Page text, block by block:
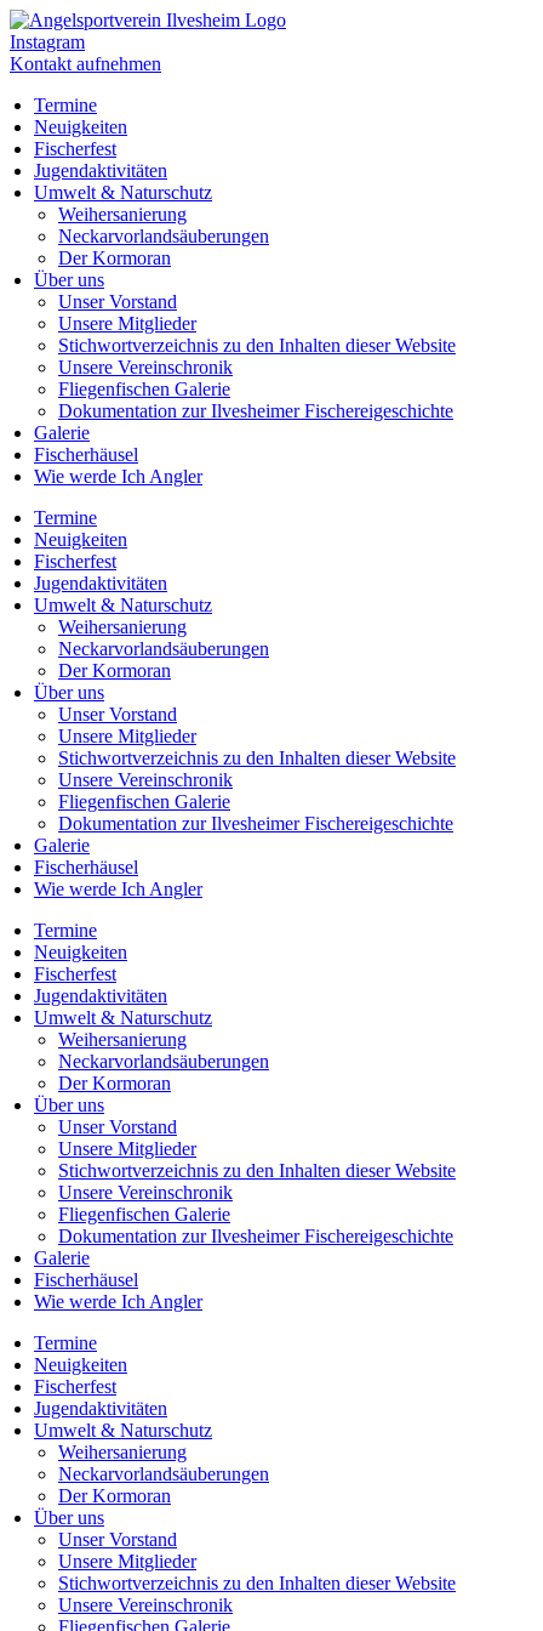
Instagram
Kontakt aufnehmen
Termine
Neuigkeiten
Fischerfest
Jugendaktivitäten
Umwelt & Naturschutz
Weihersanierung
Neckarvorlandsäuberungen
Der Kormoran
Über uns
Unser Vorstand
Unsere Mitglieder
Stichwortverzeichnis zu den Inhalten dieser Website
Unsere Vereinschronik
Fliegenfischen Galerie
Dokumentation zur Ilvesheimer Fischereigeschichte
Galerie
Fischerhäusel
Wie werde Ich Angler
Termine
Neuigkeiten
Fischerfest
Jugendaktivitäten
Umwelt & Naturschutz
Weihersanierung
Neckarvorlandsäuberungen
Der Kormoran
Über uns
Unser Vorstand
Unsere Mitglieder
Stichwortverzeichnis zu den Inhalten dieser Website
Unsere Vereinschronik
Fliegenfischen Galerie
Dokumentation zur Ilvesheimer Fischereigeschichte
Galerie
Fischerhäusel
Wie werde Ich Angler
Termine
Neuigkeiten
Fischerfest
Jugendaktivitäten
Umwelt & Naturschutz
Weihersanierung
Neckarvorlandsäuberungen
Der Kormoran
Über uns
Unser Vorstand
Unsere Mitglieder
Stichwortverzeichnis zu den Inhalten dieser Website
Unsere Vereinschronik
Fliegenfischen Galerie
Dokumentation zur Ilvesheimer Fischereigeschichte
Galerie
Fischerhäusel
Wie werde Ich Angler
Termine
Neuigkeiten
Fischerfest
Jugendaktivitäten
Umwelt & Naturschutz
Weihersanierung
Neckarvorlandsäuberungen
Der Kormoran
Über uns
Unser Vorstand
Unsere Mitglieder
Stichwortverzeichnis zu den Inhalten dieser Website
Unsere Vereinschronik
Fliegenfischen Galerie